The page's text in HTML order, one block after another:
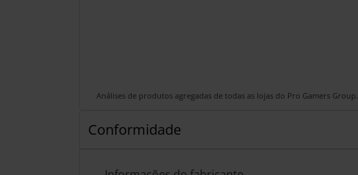
Análises de produtos agregadas de todas as lojas do Pro Gamers Group.
Conformidade